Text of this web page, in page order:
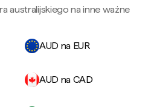
australijskiego na inne ważne
AUD na EUR
AUD na CAD